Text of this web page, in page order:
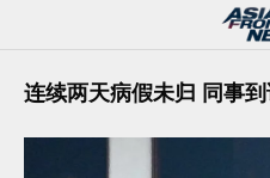
连续两天病假未归 同事